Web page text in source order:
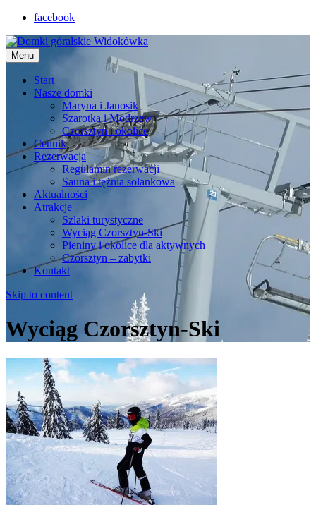
facebook
Menu
Start
Nasze domki
Maryna i Janosik
Szarotka i Modrzew
Czorsztyn i okolice
Cennik
Rezerwacja
Regulamin rezerwacji
Sauna i tężnia solankowa
Aktualności
Atrakcje
Szlaki turystyczne
Wyciąg Czorsztyn-Ski
Pieniny i okolice dla aktywnych
Czorsztyn – zabytki
Kontakt
Skip to content
Wyciąg Czorsztyn-Ski